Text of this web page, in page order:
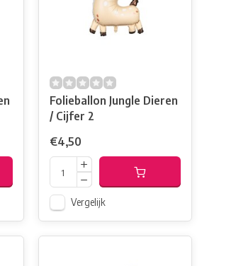
Folieballon Jungle Dieren
/ Cijfer 2
€4,50
Vergelijk